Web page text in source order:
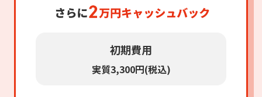
初期費用
実質3,300円(税込)